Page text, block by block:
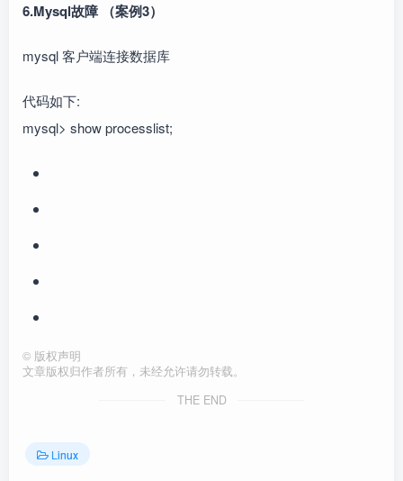
6.Mysql故障 （案例3）
mysql 客户端连接数据库
代码如下:
mysql> show processlist;
© 版权声明
文章版权归作者所有，未经允许请勿转载。
THE END
Linux